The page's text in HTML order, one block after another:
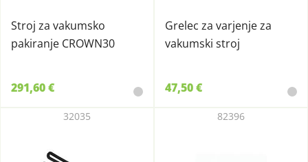
Stroj za vakumsko
pakiranje CROWN30
291,60 €
Grelec za varjenje za
vakumski stroj
47,50 €
32035 82396